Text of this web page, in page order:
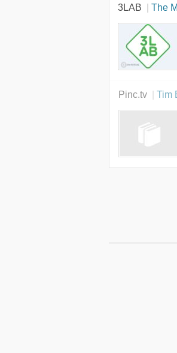
Alle rollen
Presentator
Gast
3LAB The
Pinc.tv Tim